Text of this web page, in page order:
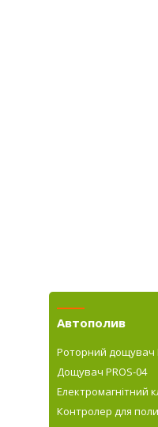
Автополив
Роторний дощувач
Дощувач PROS-04
Електромагнітний
Контролер для